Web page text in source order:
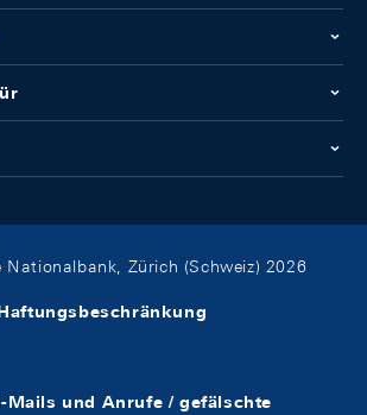
Nationalbank, Zürich (Schweiz) 2026
Mails und Anrufe / gefälschte